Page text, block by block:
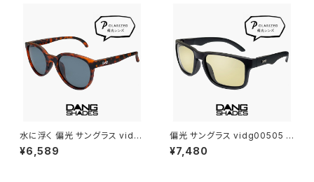
水に浮く 偏光 サングラス vidg
00492 ダンシェイディーズ フ
ローティー DANG SHADES 偏
¥6,589
偏光 サングラス vidg00505 ダ
ンシェイディーズ ALL TERRAI
N JP DANG SHADES オール
¥7,480